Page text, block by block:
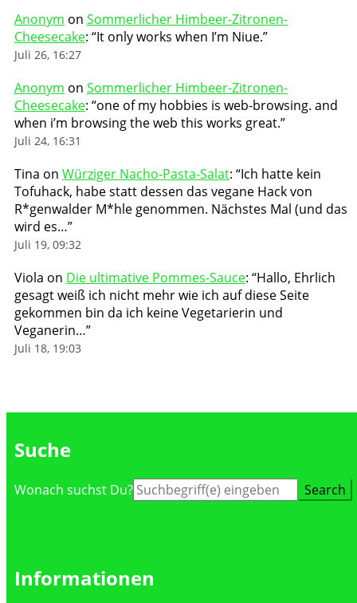
Anonym on Sommerlicher Himbeer-Zitronen-
Cheesecake: “It only works when I’m Niue.”
Juli 26, 16:27
Anonym on Sommerlicher Himbeer-Zitronen-
Cheesecake: “one of my hobbies is web-browsing. and
when i’m browsing the web this works great.”
Juli 24, 16:31
Tina on Würziger Nacho-Pasta-Salat: “Ich hatte kein
Tofuhack, habe statt dessen das vegane Hack von
R*genwalder M*hle genommen. Nächstes Mal (und das
wird es…”
Juli 19, 09:32
Viola on Die ultimative Pommes-Sauce: “Hallo, Ehrlich
gesagt weiß ich nicht mehr wie ich auf diese Seite
gekommen bin da ich keine Vegetarierin und
Veganerin…”
Juli 18, 19:03
Suche
Suche
Wonach suchst Du?
Informationen